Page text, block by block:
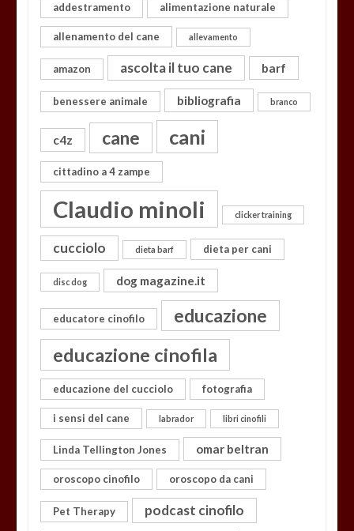
addestramento alimentazione naturale
allenamento del cane allevamento
amazon ascolta il tuo cane barf
benessere animale bibliografia branco
c4z cane cani
cittadino a 4 zampe
Claudio minoli clicker training
cucciolo dieta barf dieta per cani
disc dog dog magazine.it
educatore cinofilo educazione
educazione cinofila
educazione del cucciolo fotografia
i sensi del cane labrador libri cinofili
Linda Tellington Jones omar beltran
oroscopo cinofilo oroscopo da cani
Pet Therapy podcast cinofilo